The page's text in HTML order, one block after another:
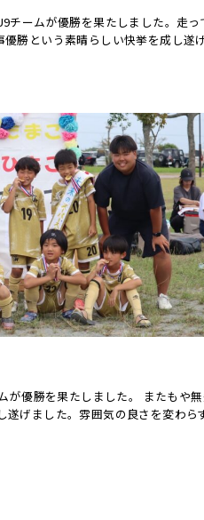
チームが優勝を果たしました。走っ
優勝という素晴らしい快挙を成し遂
が優勝を果たしました。 またもや
遂げました。雰囲気の良さを変わら